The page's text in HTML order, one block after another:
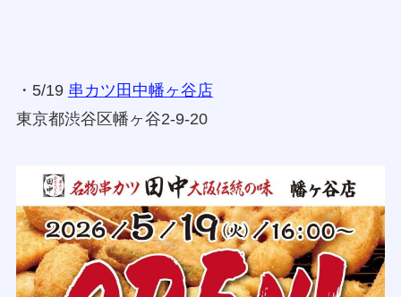
・5/19 串カツ田中幡ヶ谷店
東京都渋谷区幡ヶ谷2-9-20